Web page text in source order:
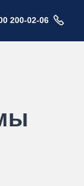
200-02-06